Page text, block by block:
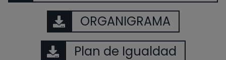
ORGANIGRAMA
Plan de Igualdad